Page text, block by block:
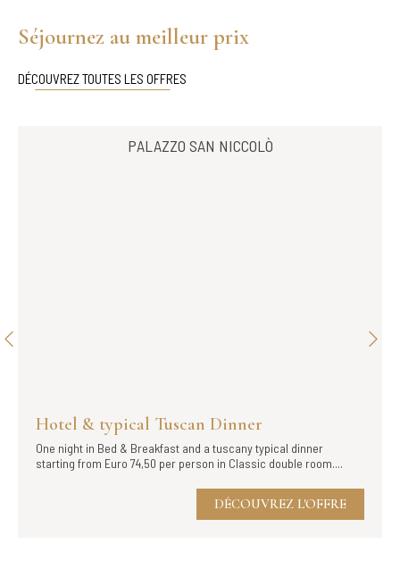
Séjournez au meilleur prix
DÉCOUVREZ TOUTES LES OFFRES
PALAZZO SAN NICCOLÒ
Hotel & typical Tuscan Dinner
One night in Bed & Breakfast and a tuscany typical dinner
starting from Euro 74,50 per person in Classic double room....
DÉCOUVREZ L'OFFRE